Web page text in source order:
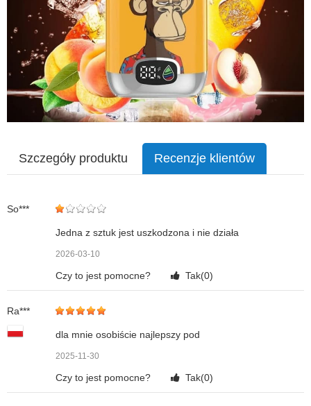
Szczegóły produktu Recenzje klientów
So***
Jedna z sztuk jest uszkodzona i nie działa
2026-03-10
Czy to jest pomocne? Tak(0)
Ra***
dla mnie osobiście najlepszy pod
2025-11-30
Czy to jest pomocne? Tak(0)